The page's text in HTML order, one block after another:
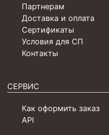
Партнерам
Доставка и оплата
Сертификаты
Условия для СП
Контакты
СЕРВИС
Как оформить заказ
API